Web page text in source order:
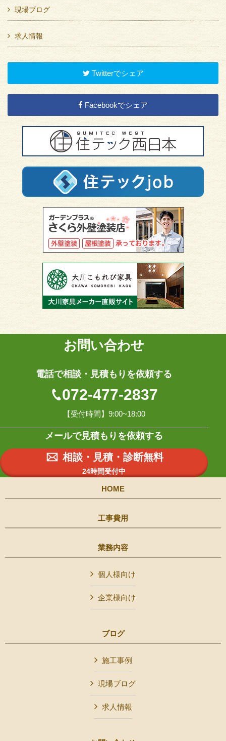
現場ブログ
求人情報
Twitterでシェア
Facebookでシェア
お問い合わせ
電話で相談・見積もりを依頼する
072-477-2837
【受付時間】9:00~18:00
メールで見積もりを依頼する
相談・見積・診断無料
24時間受付中
HOME
工事費用
業務内容
個人様向け
企業様向け
ブログ
施工事例
現場ブログ
求人情報